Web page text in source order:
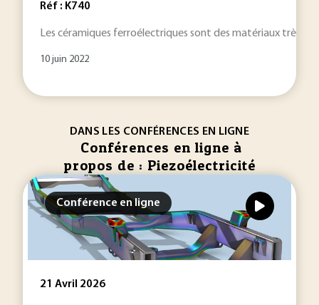
Réf : K740
Les céramiques ferroélectriques sont des matériaux très
10 juin 2022
DANS LES CONFÉRENCES EN LIGNE
Conférences en ligne à
propos de : Piezoélectricité
Conférence en ligne
21 Avril 2026